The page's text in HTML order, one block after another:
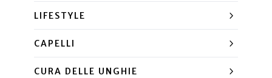
LIFESTYLE
CAPELLI
CURA DELLE UNGHIE